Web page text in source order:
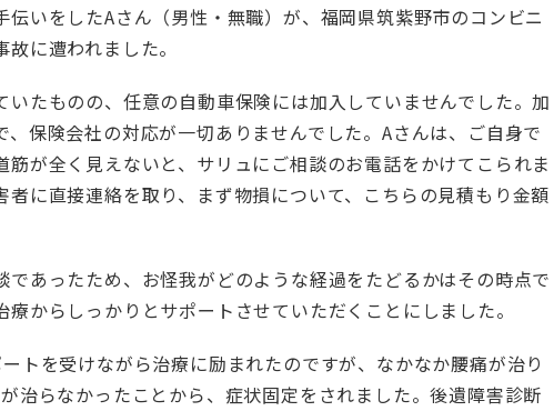
いをしたAさん（男性・無職）が、福岡県筑紫野市のコンビニ
に遭われました。
たものの、任意の自動車保険には加入していませんでした。加
保険会社の対応が一切ありませんでした。Aさんは、ご自身で
が全く見えないと、サリュにご相談のお電話をかけてこられま
に直接連絡を取り、まず物損について、こちらの見積もり金額
あったため、お怪我がどのような経過をたどるかはその時点で
からしっかりとサポートさせていただくことにしました。
トを受けながら治療に励まれたのですが、なかなか腰痛が治り
治らなかったことから、症状固定をされました。後遺障害診断